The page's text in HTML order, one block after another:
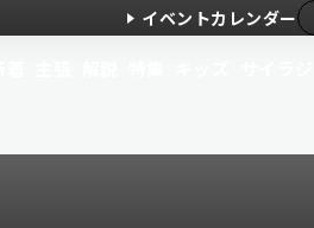
イベントカレンダー